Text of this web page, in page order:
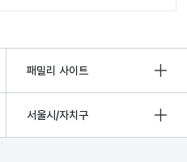
패밀리 사이트
서울시/자치구